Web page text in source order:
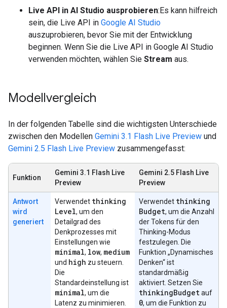
Live API in AI Studio ausprobieren:Es kann hilfreich
sein, die Live API in Google AI Studio
auszuprobieren, bevor Sie mit der Entwicklung
beginnen. Wenn Sie die Live API in Google AI Studio
verwenden möchten, wählen Sie Stream aus.
Modellvergleich
In der folgenden Tabelle sind die wichtigsten Unterschiede
zwischen den Modellen Gemini 3.1 Flash Live Preview und
Gemini 2.5 Flash Live Preview zusammengefasst:
Funktion
Gemini 3.1 Flash Live
Preview
Gemini 2.5 Flash Live
Preview
Antwort
wird
generiert
Verwendet thinking
Level, um den
Detailgrad des
Denkprozesses mit
Einstellungen wie
minimal, low, medium
und high zu steuern.
Die
Standardeinstellung ist
minimal, um die
Latenz zu minimieren.
Verwendet thinking
Budget, um die Anzahl
der Tokens für den
Thinking-Modus
festzulegen. Die
Funktion „Dynamisches
Denken“ ist
standardmäßig
aktiviert. Setzen Sie
thinkingBudgetauf
0, um die Funktion zu